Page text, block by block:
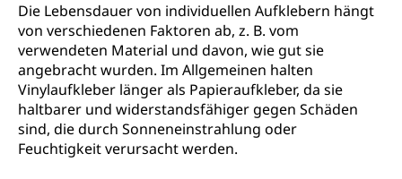
Die Lebensdauer von individuellen Aufklebern hängt
von verschiedenen Faktoren ab, z. B. vom
verwendeten Material und davon, wie gut sie
angebracht wurden. Im Allgemeinen halten
Vinylaufkleber länger als Papieraufkleber, da sie
haltbarer und widerstandsfähiger gegen Schäden
sind, die durch Sonneneinstrahlung oder
Feuchtigkeit verursacht werden.